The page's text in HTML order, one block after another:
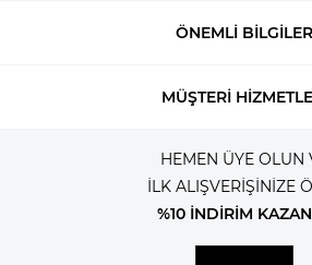
ÖNEMLİ BİLGİLER
MÜŞTERİ
HEMEN ÜYE OLUN
İLK ALIŞVERİŞİNİZE
%10 İNDİRİM